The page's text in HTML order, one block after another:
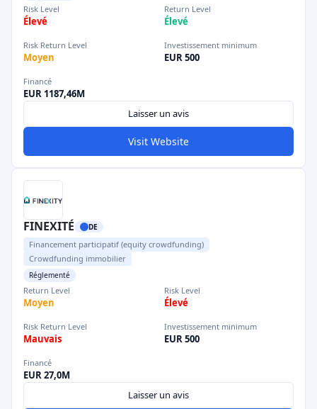
Risk Level
Élevé
Return Level
Élevé
Risk Return Level
Moyen
Investissement minimum
EUR 500
Financé
EUR 1187,46M
Laisser un avis
Visit Website
FINEXITÉ DE
Financement participatif (equity crowdfunding)
Crowdfunding immobilier
Réglementé
Return Level
Moyen
Risk Level
Élevé
Risk Return Level
Mauvais
Investissement minimum
EUR 500
Financé
EUR 27,0M
Laisser un avis